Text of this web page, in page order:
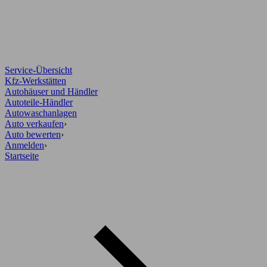
Service-Übersicht
Kfz-Werkstätten
Autohäuser und Händler
Autoteile-Händler
Autowaschanlagen
Auto verkaufen›
Auto bewerten›
Anmelden›
Startseite